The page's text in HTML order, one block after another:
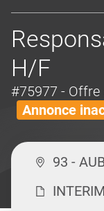
H/F
#75977 - Offre
Annonce
93 -
INTERIM